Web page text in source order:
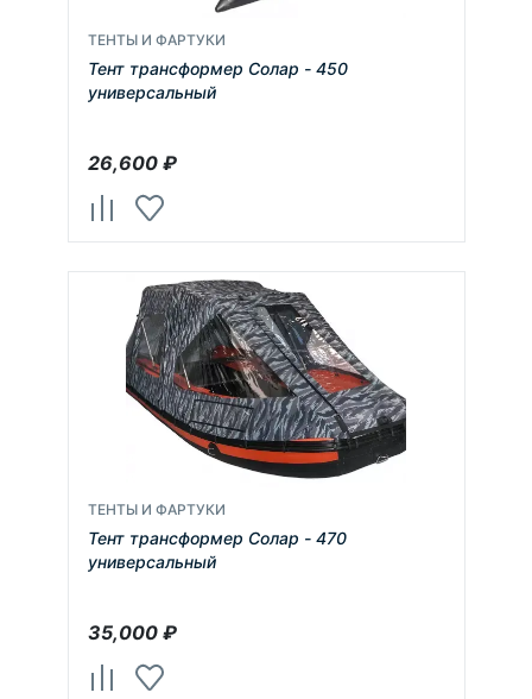
ТЕНТЫ И ФАРТУКИ
Тент трансформер Солар - 450
универсальный
26,600₽
ТЕНТЫ И ФАРТУКИ
Тент трансформер Солар - 470
универсальный
35,000₽